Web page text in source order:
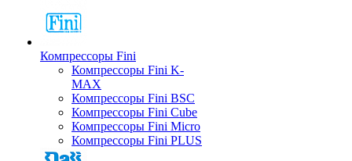
Компрессоры Fini
Компрессоры Fini K-
MAX
Компрессоры Fini BSC
Компрессоры Fini Cube
Компрессоры Fini Micro
Компрессоры Fini PLUS